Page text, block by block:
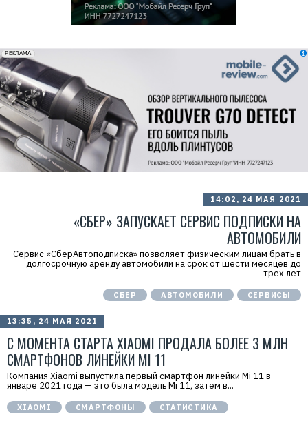
14:02, 24 МАЯ 2021
«СБЕР» ЗАПУСКАЕТ СЕРВИС ПОДПИСКИ НА
АВТОМОБИЛИ
Сервис «СберАвтоподписка» позволяет физическим лицам брать в
долгосрочную аренду автомобили на срок от шести месяцев до
трех лет
СБЕР АВТОМОБИЛИ СЕРВИСЫ
13:35, 24 МАЯ 2021
С МОМЕНТА СТАРТА XIAOMI ПРОДАЛА БОЛЕЕ 3 МЛН
СМАРТФОНОВ ЛИНЕЙКИ MI 11
Компания Xiaomi выпустила первый смартфон линейки Mi 11 в
январе 2021 года — это была модель Mi 11, затем в...
XIAOMI СМАРТФОНЫ СТАТИСТИКА
erid: 2VfnxxmNzs5
РЕКЛАМА